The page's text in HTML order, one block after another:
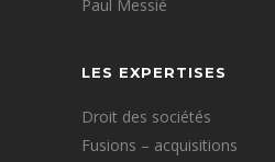
Paul Messié
LES EXPERTISES
Droit des sociétés
Fusions – acquisitions